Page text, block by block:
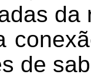
da
de